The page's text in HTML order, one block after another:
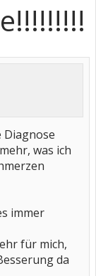
Diagnose
was ich
immer
für mich,
da